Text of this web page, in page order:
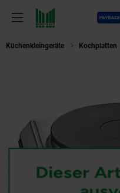
Menü
Payback
Küchenkleingeräte Kochplatten